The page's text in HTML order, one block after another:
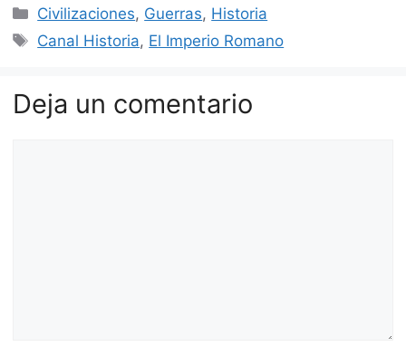
Categorías
Civilizaciones, Guerras, Historia
Etiquetas
Canal Historia, El Imperio Romano
Deja un comentario